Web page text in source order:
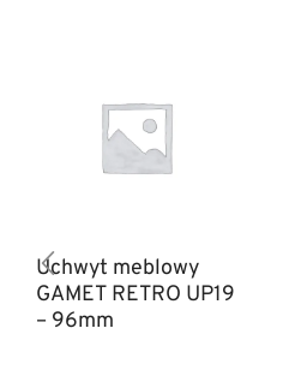
Uchwyt meblowy
GAMET RETRO UP19
– 96mm